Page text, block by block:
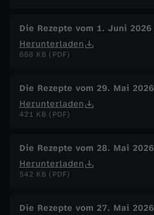
Die Rezepte vom 1. Juni 2026
Herunterladen
668 KB (PDF)
Die Rezepte vom 29. Mai 2026
Herunterladen
421 KB (PDF)
Die Rezepte vom 28. Mai 2026
Herunterladen
542 KB (PDF)
Die Rezepte vom 27. Mai 2026